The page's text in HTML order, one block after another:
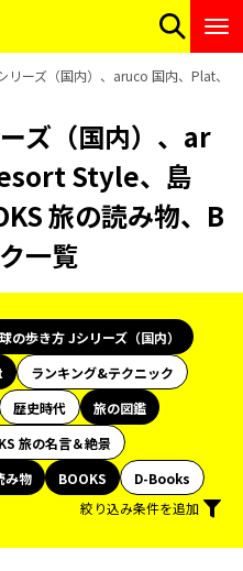
リーズ（国内）、aruco 国内、Plat、
ズ（国内）、ar
Style、島
旅の読み物、B
一覧
の歩き方 Jシリーズ（国内）
ランキング&テクニック
歴史時代
旅の図鑑
旅の名言＆絶景
み物 BOOKS
D-Books
絞り込み条件を追加